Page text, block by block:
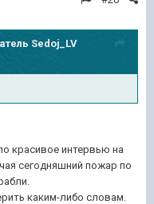
Sedoj_LV
красивое интервью на
сегодняшний пожар по
каким-либо словам.